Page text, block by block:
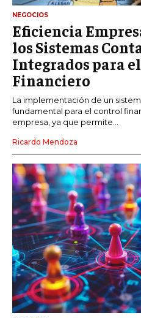
NEGOCIOS
Eficiencia
los Sistemas
Integrados para
Financiero
La implementación de un
fundamental para el control
empresa, ya que permite...
Ricardo Mendoza